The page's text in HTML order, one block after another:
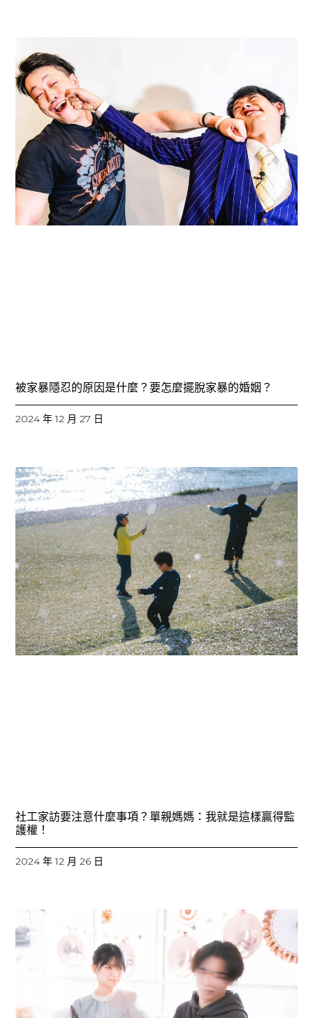
被家暴隱忍的原因是什麼？要怎麼擺脫家暴的婚姻？
2024 年 12 月 27 日
社工家訪要注意什麼事項？單親媽媽：我就是這樣贏得監
護權！
2024 年 12 月 26 日